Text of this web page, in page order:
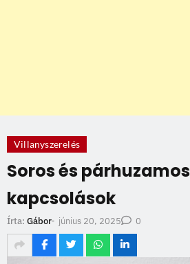
Villanyszerelés
Soros és párhuzamos
kapcsolások
Írta: Gábor- június 20, 2025 0